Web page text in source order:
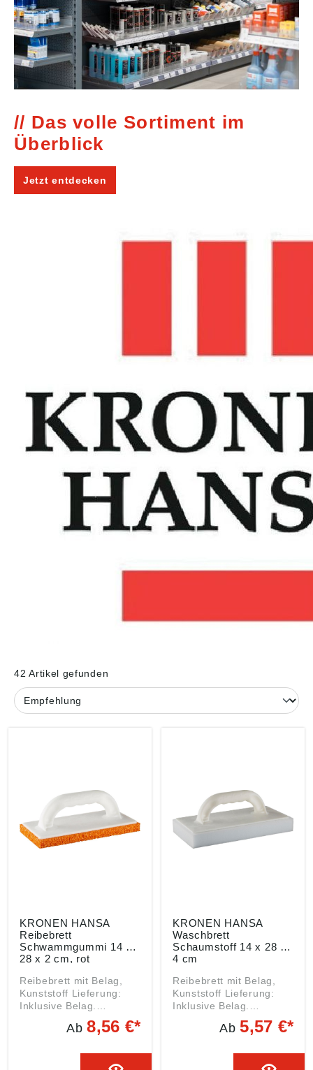
Das volle Sortiment im
Überblick
Jetzt entdecken
42 Artikel gefunden
KRONEN HANSA
Reibebrett
Schwammgummi 14 x
28 x 2 cm, rot
Reibebrett mit Belag,
Kunststoff Lieferung:
Inklusive Belag.
Angaben gemäß
Produktsicherheitsveror
Kronen-Hansa-Werk
Ab8,56 €*
KRONEN HANSA
Waschbrett
Schaumstoff 14 x 28 x
4 cm
Reibebrett mit Belag,
Kunststoff Lieferung:
Inklusive Belag.
Angaben gemäß
Produktsicherheitsveror
Kronen-Hansa-Werk
Ab5,57 €*